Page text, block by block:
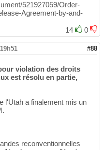
521927059/Order-
Agreement-by-and-
14
0
#88
violation des droits
est résolu en partie,
l'Utah a finalement mis un
reconventionnelles